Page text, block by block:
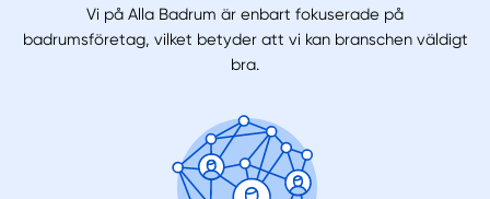
Vi på Alla Badrum är enbart fokuserade på
badrumsföretag, vilket betyder att vi kan branschen väldigt
bra.